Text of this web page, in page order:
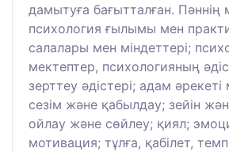
дамытуға бағытталған. Пәннің
психология ғылымы мен
салалары мен міндеттері;
мектептер, психологияның
зерттеу әдістері; адам
сезім және қабылдау; зейін
ойлау және сөйлеу; қиял;
мотивация; тұлға, қабілет,